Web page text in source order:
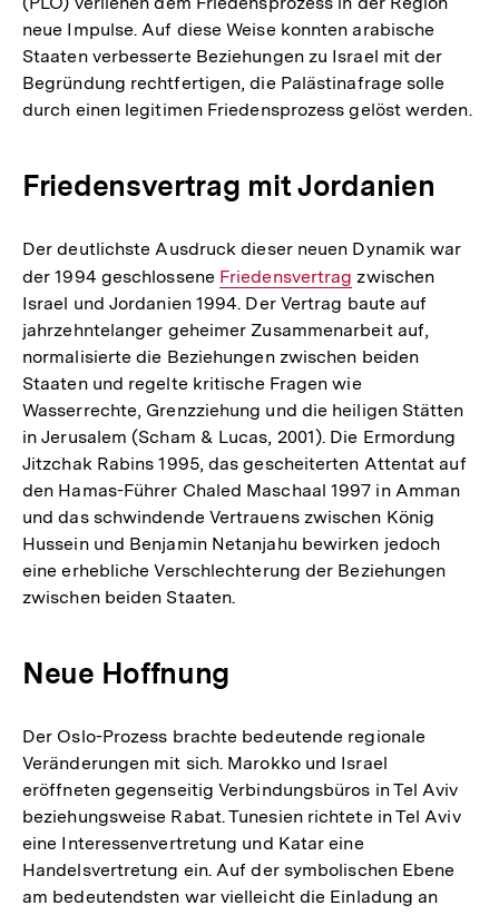
neue Impulse. Auf diese Weise konnten arabische
Staaten verbesserte Beziehungen zu Israel mit der
Begründung rechtfertigen, die Palästinafrage solle
durch einen legitimen Friedensprozess gelöst werden.
Friedensvertrag mit Jordanien
Der deutlichste Ausdruck dieser neuen Dynamik war
der 1994 geschlossene Interner
Link:
Friedensvertrag zwischen
Israel und Jordanien 1994. Der Vertrag baute auf
jahrzehntelanger geheimer Zusammenarbeit auf,
normalisierte die Beziehungen zwischen beiden
Staaten und regelte kritische Fragen wie
Wasserrechte, Grenzziehung und die heiligen Stätten
in Jerusalem (Scham & Lucas, 2001). Die Ermordung
Jitzchak Rabins 1995, das gescheiterten Attentat auf
den Hamas-Führer Chaled Maschaal 1997 in Amman
und das schwindende Vertrauens zwischen König
Hussein und Benjamin Netanjahu bewirken jedoch
eine erhebliche Verschlechterung der Beziehungen
zwischen beiden Staaten.
Neue Hoffnung
Der Oslo-Prozess brachte bedeutende regionale
Veränderungen mit sich. Marokko und Israel
eröffneten gegenseitig Verbindungsbüros in Tel Aviv
beziehungsweise Rabat. Tunesien richtete in Tel Aviv
eine Interessenvertretung und Katar eine
Handelsvertretung ein. Auf der symbolischen Ebene
am bedeutendsten war vielleicht die Einladung an